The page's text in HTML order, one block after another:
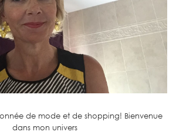
de mode et de shopping! Bienvenue
dans mon univers